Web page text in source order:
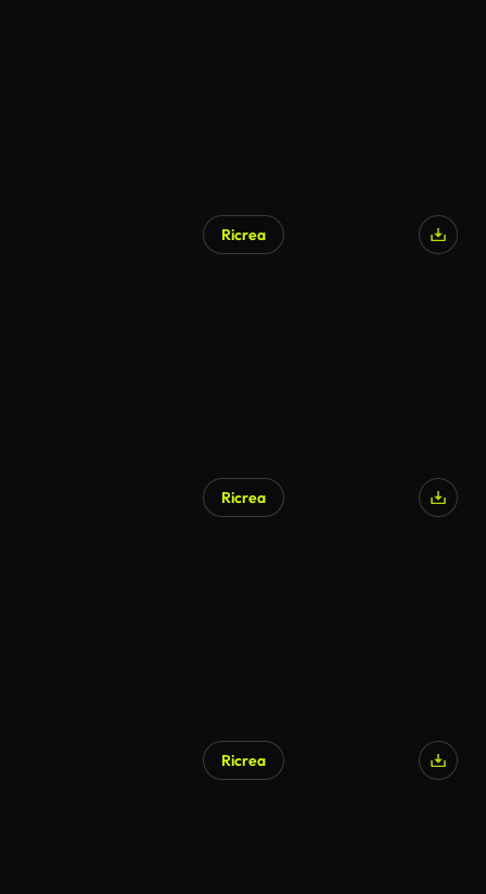
Ricrea
Ricrea
Ricrea